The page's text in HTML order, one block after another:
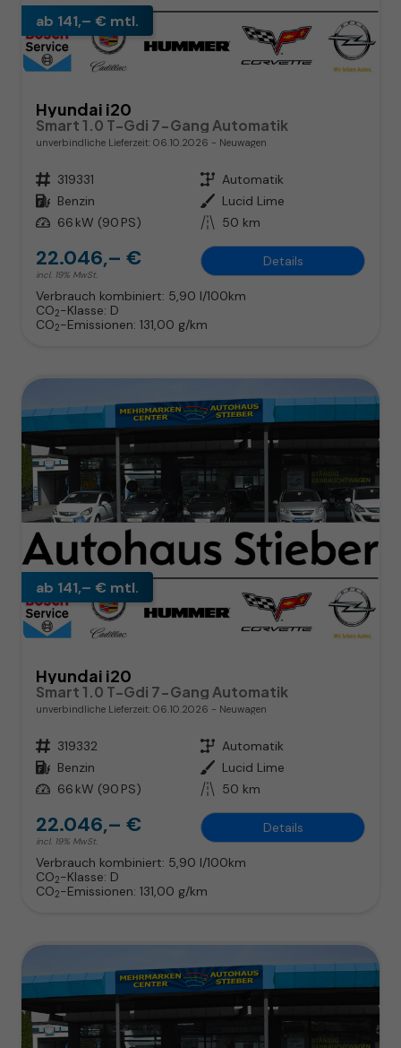
ab 141,– € mtl.
Hyundai i20
Smart 1.0 T-Gdi 7-Gang Automatik
unverbindliche Lieferzeit: 06.10.2026 Neuwagen
Fahrzeugnr. 319331 Getriebe Automatik
Kraftstoff Benzin Außenfarbe Lucid Lime
Leistung 66 kW (90 PS) Kilometerstand 50 km
22.046,– €
incl. 19% MwSt.
Details
Verbrauch kombiniert: 5,90 l/100km
CO2-Klasse: D
CO2-Emissionen: 131,00 g/km
ab 141,– € mtl.
Hyundai i20
Smart 1.0 T-Gdi 7-Gang Automatik
unverbindliche Lieferzeit: 06.10.2026 Neuwagen
Fahrzeugnr. 319332 Getriebe Automatik
Kraftstoff Benzin Außenfarbe Lucid Lime
Leistung 66 kW (90 PS) Kilometerstand 50 km
22.046,– €
incl. 19% MwSt.
Details
Verbrauch kombiniert: 5,90 l/100km
CO2-Klasse: D
CO2-Emissionen: 131,00 g/km